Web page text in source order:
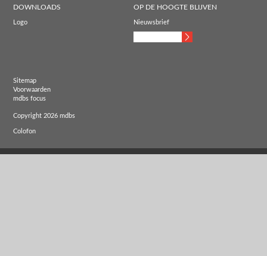
DOWNLOADS
Logo
OP DE HOOGTE BLIJVEN
Nieuwsbrief
Sitemap
Voorwaarden
mdbs focus
Copyright 2026 mdbs
Colofon